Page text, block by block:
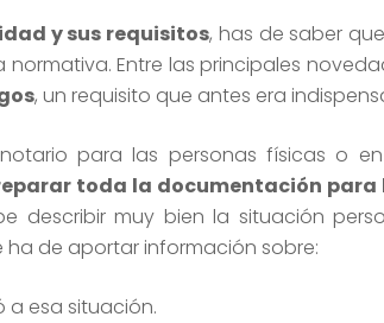
y sus requisitos, has de saber
Entre las principales
, un requisito que antes era
para las personas físicas o
toda la documentación para
describir muy bien la situación
de aportar información sobre:
a esa situación.